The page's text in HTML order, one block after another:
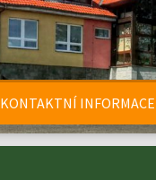
KONTAKTNÍ INFORMACE